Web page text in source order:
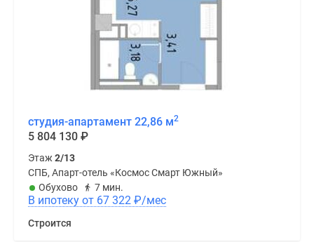
студия-апартамент 22,86 м2
5 804 130 ₽
Этаж2/13
СПБ, Апарт-отель «Космос Смарт Южный»
Обухово
7 мин.
В ипотеку от 67 322 ₽/мес
Строится